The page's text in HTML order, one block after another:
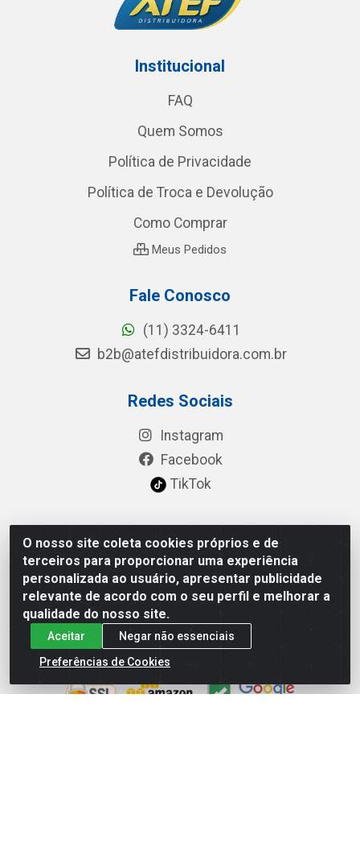
O nosso site coleta cookies próprios e de
terceiros para proporcionar uma experiência
personalizada ao usuário, apresentar publicidade
relevante de acordo com o seu perfil e melhorar a
qualidade do nosso site.
Aceitar
Negar não essenciais
Preferências de Cookies
Institucional
FAQ
Quem Somos
Política de Privacidade
Política de Troca e Devolução
Como Comprar
Meus Pedidos
Fale Conosco
(11) 3324-6411
b2b@atefdistribuidora.com.br
Redes Sociais
Instagram
Facebook
TikTok
Baixe já nosso APP
Site Seguro